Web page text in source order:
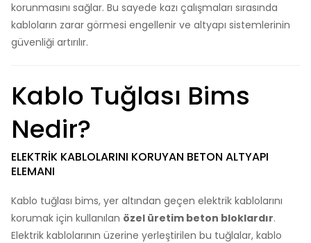
korunmasını sağlar. Bu sayede kazı çalışmaları sırasında
kabloların zarar görmesi engellenir ve altyapı sistemlerinin
güvenliği artırılır.
Kablo Tuğlası Bims
Nedir?
ELEKTRIK KABLOLARINI KORUYAN BETON ALTYAPI
ELEMANI
Kablo tuğlası bims, yer altından geçen elektrik kablolarını
korumak için kullanılan özel üretim beton bloklardır.
Elektrik kablolarının üzerine yerleştirilen bu tuğlalar, kablo